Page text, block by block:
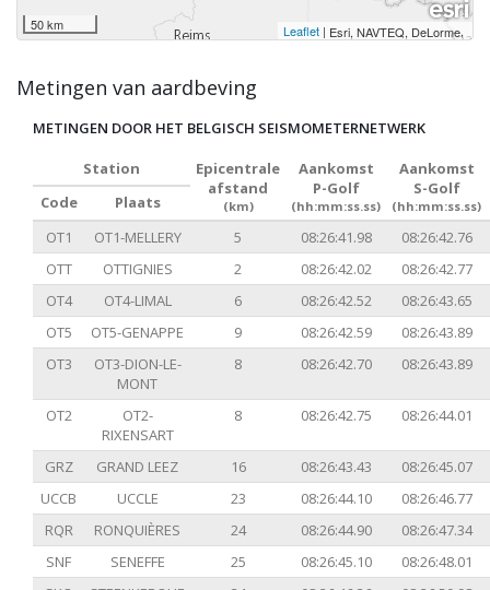
50 km Leaflet | Esri, NAVTEQ, DeLorme,
Metingen van aardbeving
METINGEN DOOR HET BELGISCH SEISMOMETERNETWERK
Station
Epicentrale
afstand
(km)
Aankomst
P-Golf
(hh:mm:ss.ss)
Aankomst
S-Golf
(hh:mm:ss.ss)
Code
Plaats
OT1
OT1-MELLERY 5 08:26:41.98
08:26:42.76
OTT
OTTIGNIES 2 08:26:42.02
08:26:42.77
OT4
OT4-LIMAL 6 08:26:42.52
08:26:43.65
OT5
OT5-GENAPPE 9 08:26:42.59
08:26:43.89
OT3
OT3-DION-LE-
MONT
8 08:26:42.70 08:26:43.89
OT2
OT2-
RIXENSART
8 08:26:42.75 08:26:44.01
GRZ GRAND LEEZ 16 08:26:43.43
08:26:45.07
UCCB
UCCLE 23 08:26:44.10
08:26:46.77
RQR
RONQUIÈRES 24 08:26:44.90
08:26:47.34
SNF
SENEFFE 25 08:26:45.10
08:26:48.01